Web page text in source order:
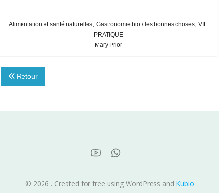
Alimentation et santé naturelles, Gastronomie bio / les bonnes choses, VIE
PRATIQUE
Mary Prior
Retour
© 2026 . Created for free using WordPress and Kubio